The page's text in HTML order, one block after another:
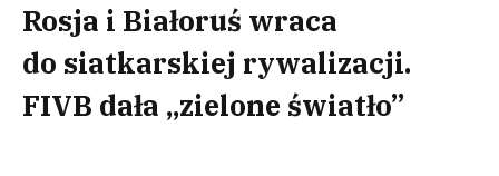
Rosja i Białoruś wraca
do siatkarskiej rywalizacji.
FIVB dała „zielone światło”